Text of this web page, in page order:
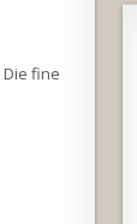
fine